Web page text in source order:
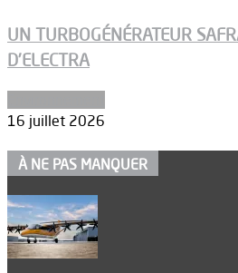
UN TURBOGÉNÉRATEUR
D’ELECTRA
16 juillet 2026
À NE PAS MANQUER